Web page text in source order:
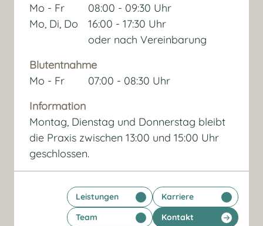
Mo - Fr
08:00 - 09:30 Uhr
Mo, Di, Do
16:00 - 17:30 Uhr
oder nach Vereinbarung
Blutentnahme
Mo - Fr
07:00 - 08:30 Uhr
Information
Montag, Dienstag und Donnerstag bleibt
die Praxis zwischen 13:00 und 15:00 Uhr
geschlossen.
Leistungen
Karriere
Team
Kontakt